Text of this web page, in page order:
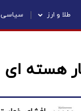
طلا و ارز سیاسی
هسته ای